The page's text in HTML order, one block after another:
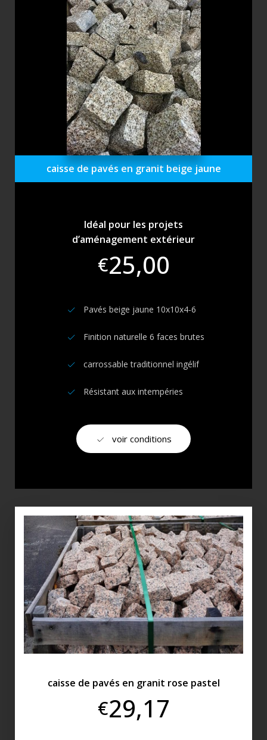
caisse de pavés en granit beige jaune
Idéal pour les projets
d’aménagement extérieur
€25,00
Pavés beige jaune 10x10x4-6
Finition naturelle 6 faces brutes
carrossable traditionnel ingélif
Résistant aux intempéries
voir conditions
caisse de pavés en granit rose pastel
€29,17